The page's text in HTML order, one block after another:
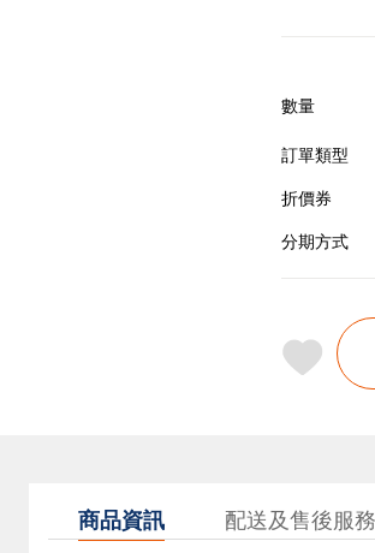
數量
訂單類型
折價券
分期方式
商品資訊
配送及售後服